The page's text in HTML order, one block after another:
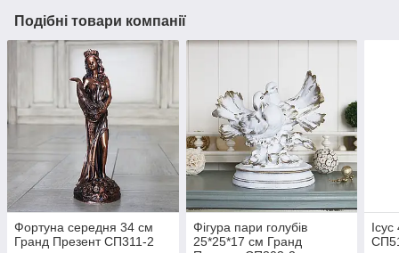
Подібні товари компанії
Фортуна середня 34 см
Гранд Презент СП311-2
Фігура пари голубів
25*25*17 см Гранд